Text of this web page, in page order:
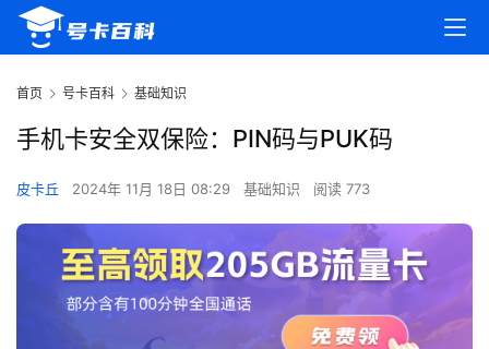
首页 号卡百科 基础知识
手机卡安全双保险：PIN码与PUK码
皮卡丘 2024年 11月 18日 08:29 基础知识 阅读 773